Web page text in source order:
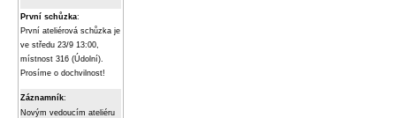
První schůzka:
První ateliérová schůzka je
ve středu 23/9 13:00,
místnost 316 (Údolní).
Prosíme o dochvilnost!
Záznamník:
Novým vedoucím ateliéru